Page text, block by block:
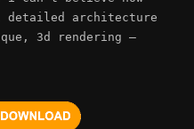
architecture
3d rendering –